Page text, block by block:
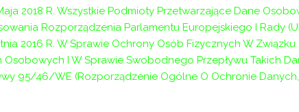
2018 R. Wszystkie Podmioty Przetwarzające Dane
Rozporządzenia Parlamentu Europejskiego I Rady
2016 R. W Sprawie Ochrony Osób Fizycznych W
Osobowych I W Sprawie Swobodnego Przepływu Takich
95/46/WE (Rozporządzenie Ogólne O Ochronie
do spraw projektów unijnych i zamówień
listopada 2008 r. o pracownikach samorządowych
stanowiska urzędnicze w Powiatowym Centrum
Rodzinie w Wieliczce stanowiącego załącznik do